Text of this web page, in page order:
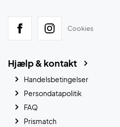
Cookies
Hjælp & kontakt
Handelsbetingelser
Persondatapolitik
FAQ
Prismatch